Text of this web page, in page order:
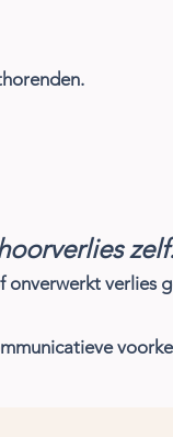
onverwerkt verlies